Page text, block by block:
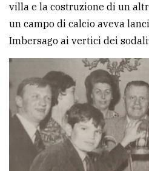
villa e la costruzione di un
un campo di calcio aveva
Imbersago ai vertici dei